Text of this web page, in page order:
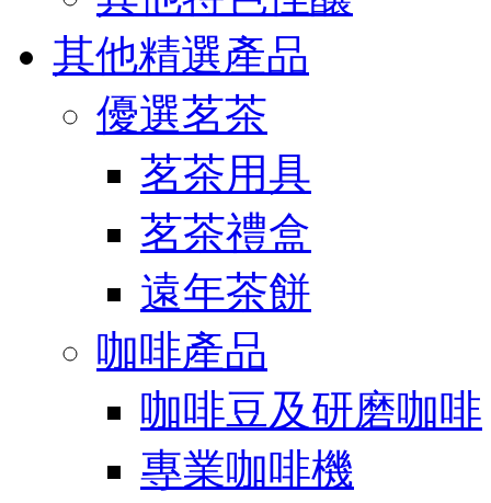
其他精選產品
優選茗茶
茗茶用具
茗茶禮盒
遠年茶餅
咖啡產品
咖啡豆及研磨咖啡
專業咖啡機